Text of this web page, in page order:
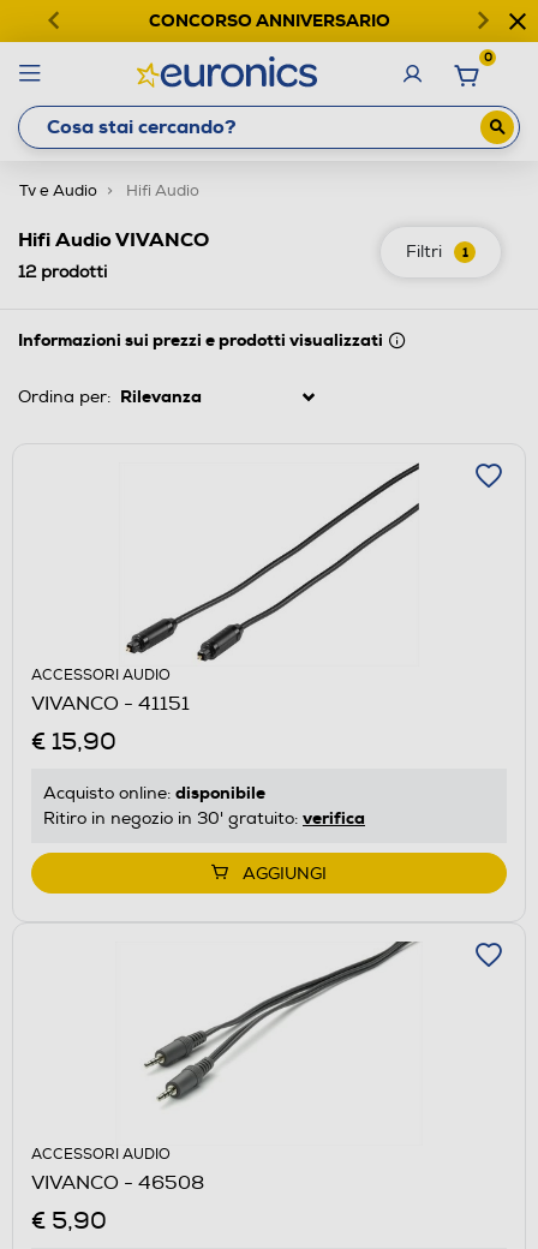
CONCORSO ANNIVERSARIO
0
Tv e Audio Hifi Audio
Filtri 1
Hifi Audio VIVANCO
12prodotti
Informazioni sui prezzi e prodotti visualizzati
Ordina per:
ACCESSORI AUDIO
VIVANCO - 41151
€ 15,90
Acquisto online: disponibile
Ritiro in negozio in 30' gratuito: verifica
AGGIUNGI
ACCESSORI AUDIO
VIVANCO - 46508
€ 5,90